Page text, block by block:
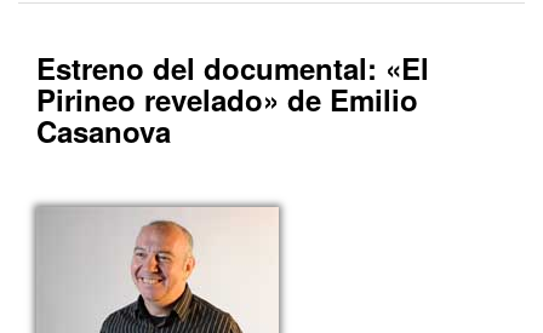
Estreno del documental: «El
Pirineo revelado» de Emilio
Casanova